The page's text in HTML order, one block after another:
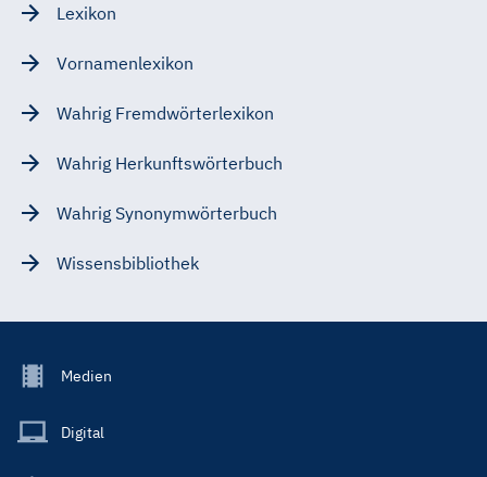
Lexikon
Vornamenlexikon
Wahrig Fremdwörterlexikon
Wahrig Herkunftswörterbuch
Wahrig Synonymwörterbuch
Wissensbibliothek
Footer
Main
Medien
Digital